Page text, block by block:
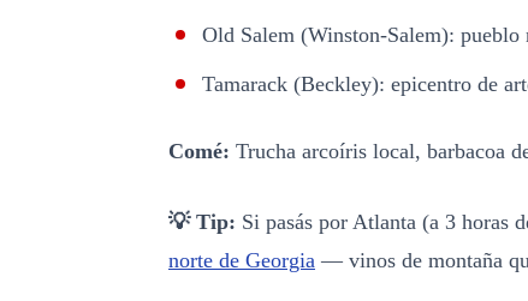
Old Salem (Winston-Salem): pueblo
Tamarack (Beckley): epicentro de
Comé: Trucha arcoíris local, barbacoa
💡 Tip: Si pasás por Atlanta (a 3 horas
norte de Georgia — vinos de montaña